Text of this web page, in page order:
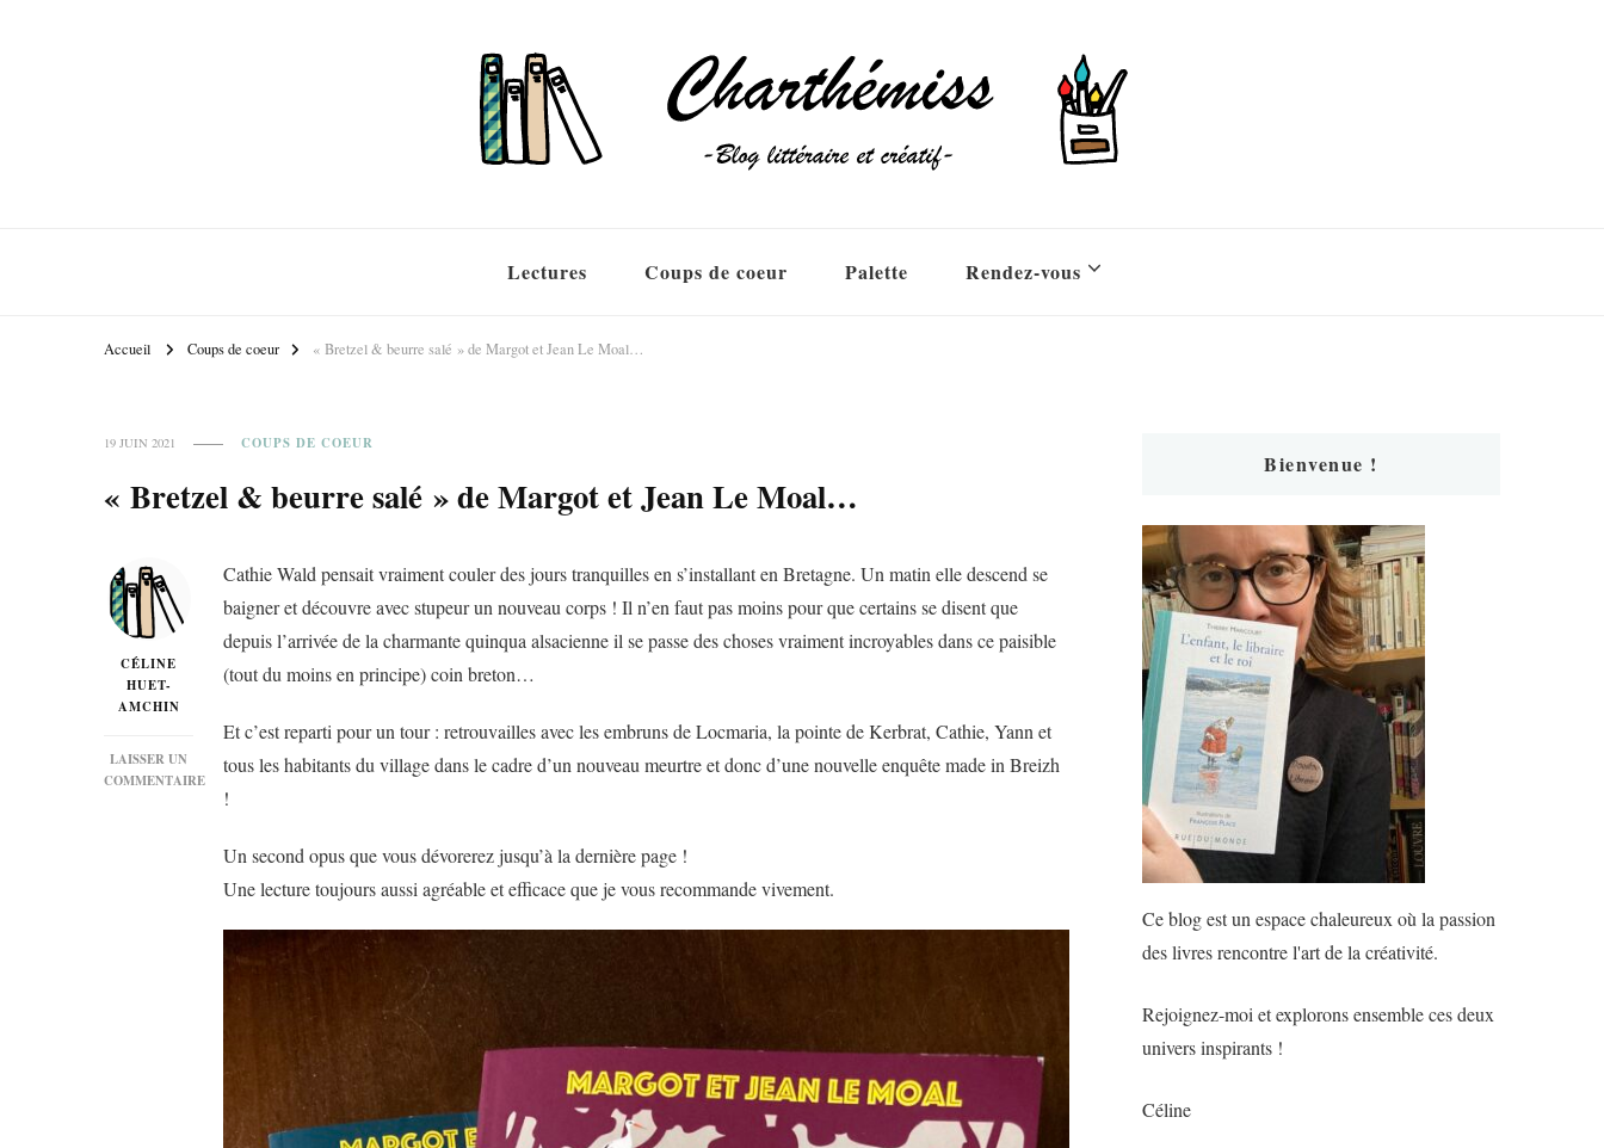
Lectures Coups de coeur Palette Rendez-vous
Accueil Coups de coeur « Bretzel & beurre salé » de Margot et Jean Le Moal…
19 JUIN 2021 COUPS DE COEUR
« Bretzel & beurre salé » de Margot et Jean Le Moal…
CÉLINE
HUET-
AMCHIN
LAISSER UN
COMMENTAIRE
Cathie Wald pensait vraiment couler des jours tranquilles en s’installant en Bretagne. Un matin elle descend se
baigner et découvre avec stupeur un nouveau corps ! Il n’en faut pas moins pour que certains se disent que
depuis l’arrivée de la charmante quinqua alsacienne il se passe des choses vraiment incroyables dans ce paisible
(tout du moins en principe) coin breton…
Et c’est reparti pour un tour : retrouvailles avec les embruns de Locmaria, la pointe de Kerbrat, Cathie, Yann et
tous les habitants du village dans le cadre d’un nouveau meurtre et donc d’une nouvelle enquête made in Breizh
!
Un second opus que vous dévorerez jusqu’à la dernière page !
Une lecture toujours aussi agréable et efficace que je vous recommande vivement.
Bienvenue !
Ce blog est un espace chaleureux où la passion
des livres rencontre l'art de la créativité.
Rejoignez-moi et explorons ensemble ces deux
univers inspirants !
Céline